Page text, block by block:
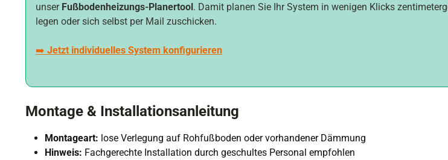
unser Fußbodenheizungs-Planertool. Damit planen Sie Ihr System in wenigen Klicks
legen oder sich selbst per Mail zuschicken.
➡️ Jetzt individuelles System konfigurieren
Montage & Installationsanleitung
Montageart: lose Verlegung auf Rohfußboden oder vorhandener Dämmung
Hinweis: Fachgerechte Installation durch geschultes Personal empfohlen